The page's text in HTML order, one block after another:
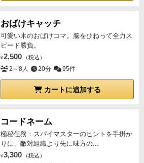
おばけキャッチ
可愛い木のおばけコマ。脳をひねって全力ス
ピード勝負。
¥ 2,500 （税込）
2～8人 20分 95件
カートに追加する
コードネーム
極秘任務：スパイマスターのヒントを手掛か
りに、敵対組織より先に味方の...
¥ 3,300 （税込）